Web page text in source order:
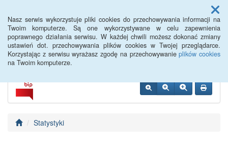
Nasz serwis wykorzystuje pliki cookies do przechowywania informacji na
Twoim komputerze. Są one wykorzystywane w celu zapewnienia
poprawnego działania serwisu. W każdej chwili możesz dokonać zmiany
ustawień dot. przechowywania plików cookies w Twojej przeglądarce.
Korzystając z serwisu wyrażasz zgodę na przechowywanieplików cookies
na Twoim komputerze.
Menu
Statystyki